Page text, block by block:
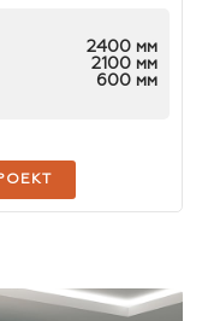
2400 мм
2100 мм
600 мм